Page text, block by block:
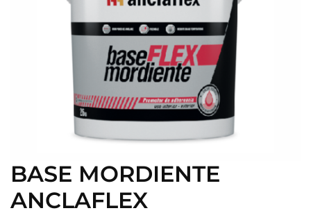
BASE MORDIENTE
ANCLAFLEX